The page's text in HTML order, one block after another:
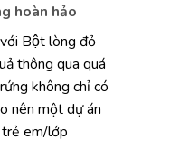
hoàn hảo
Bột lòng đỏ
thông qua quá
không chỉ có
nên một dự án
em/lớp